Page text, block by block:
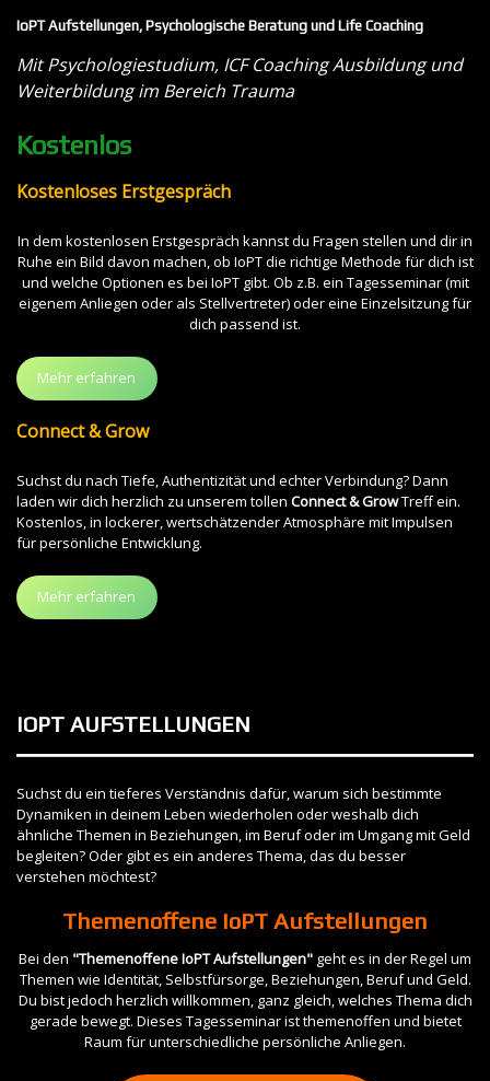
IoPT Aufstellungen, Psychologische Beratung und Life Coaching
Mit Psychologiestudium, ICF Coaching Ausbildung und
Weiterbildung im Bereich Trauma
Kostenlos
Kostenloses Erstgespräch
In dem kostenlosen Erstgespräch kannst du Fragen stellen und dir in
Ruhe ein Bild davon machen, ob IoPT die richtige Methode für dich ist
und welche Optionen es bei IoPT gibt. Ob z.B. ein Tagesseminar (mit
eigenem Anliegen oder als Stellvertreter) oder eine Einzelsitzung für
dich passend ist.
Mehr erfahren
Connect & Grow
Suchst du nach Tiefe, Authentizität und echter Verbindung? Dann
laden wir dich herzlich zu unserem tollen Connect & GrowTreff ein.
Kostenlos, in lockerer, wertschätzender Atmosphäre mit Impulsen
für persönliche Entwicklung.
Mehr erfahren
IOPT AUFSTELLUNGEN
Suchst du ein tieferes Verständnis dafür, warum sich bestimmte
Dynamiken in deinem Leben wiederholen oder weshalb dich
ähnliche Themen in Beziehungen, im Beruf oder im Umgang mit Geld
begleiten? Oder gibt es ein anderes Thema, das du besser
verstehen möchtest?
Themenoffene IoPT Aufstellungen
Bei den "Themenoffene IoPT Aufstellungen" geht es in der Regel um
Themen wie Identität, Selbstfürsorge, Beziehungen, Beruf und Geld.
Du bist jedoch herzlich willkommen, ganz gleich, welches Thema dich
gerade bewegt. Dieses Tagesseminar ist themenoffen und bietet
Raum für unterschiedliche persönliche Anliegen.